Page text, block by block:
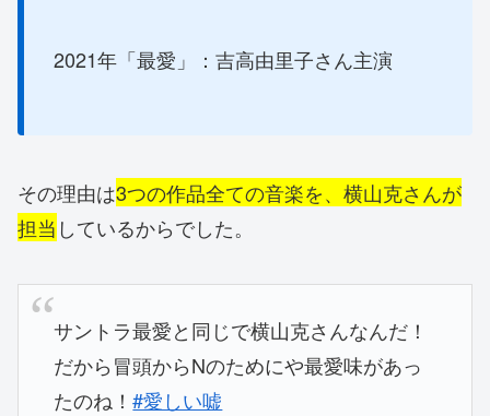
2021年「最愛」：吉高由里子さん主演
その理由は3つの作品全ての音楽を、横山克さんが
担当 しているからでした。
サントラ最愛と同じで横山克さんなんだ！
だから冒頭からNのためにや最愛味があっ
たのね！#愛しい嘘